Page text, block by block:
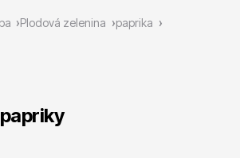
Plodová zelenina paprika